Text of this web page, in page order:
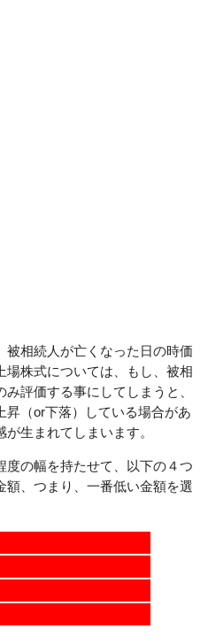
相続人が亡くなった日の時価
場株式については、もし、被相
評価する事にしてしまうと、
（or下落）している場合があ
生まれてしまいます。
度の幅を持たせて、以下の４つ
、つまり、一番低い金額を選